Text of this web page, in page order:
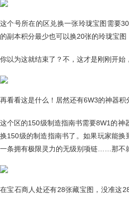
这个号所在的区兑换一张玲珑宝图需要
的副本积分最少也可以换20张的玲珑宝图
你以为这就结束了？不，这才是刚刚开始
再看看这是什么！居然还有6W3的神器积
这个区的150级制造指南书需要8W1的神
换150级的制造指南书了。如果玩家能换
一条拥有极限灵力的无级别项链……那不
在宝石商人处还有28张藏宝图，没准这